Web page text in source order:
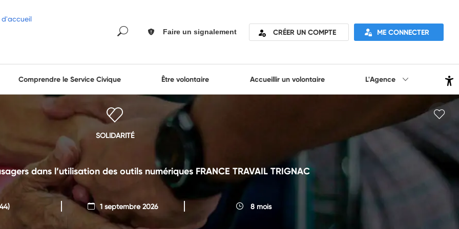
Faire un signalement CRÉER UN COMPTE ME CONNECTER
Comprendre le Service Civique Être volontaire Accueillir un volontaire L'Agence
SOLIDARITÉ
dans l’utilisation des outils numériques FRANCE TRAVAIL TRIGNAC
1 septembre 2026 8 mois